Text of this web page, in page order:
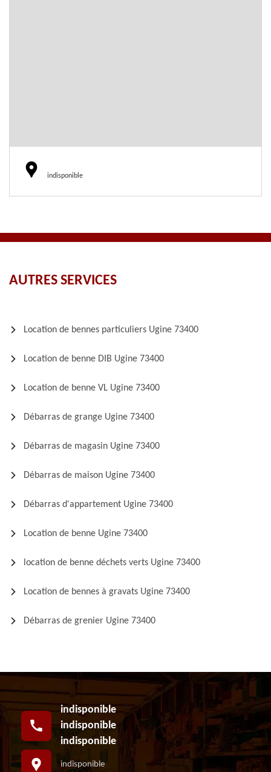
indisponible
AUTRES SERVICES
Location de bennes particuliers Ugine 73400
Location de benne DIB Ugine 73400
Location de benne VL Ugine 73400
Débarras de grange Ugine 73400
Débarras de magasin Ugine 73400
Débarras de maison Ugine 73400
Débarras d'appartement Ugine 73400
Location de benne Ugine 73400
location de benne déchets verts Ugine 73400
Location de bennes à gravats Ugine 73400
Débarras de grenier Ugine 73400
indisponible
indisponible
indisponible
indisponible